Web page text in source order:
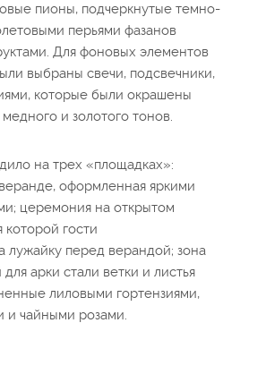
пионы, подчеркнутые темно-
перьями фазанов
Для фоновых элементов
выбраны свечи, подсвечники,
которые были окрашены
и золотого тонов.
на трех «площадках»:
оформленная яркими
церемония на открытом
которой гости
лужайку перед верандой; зона
арки стали ветки и листья
лиловыми гортензиями,
чайными розами.